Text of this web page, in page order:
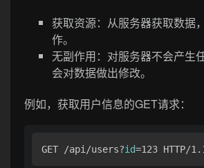
获取资源：从服务器获取数据
作。
无副作用：对服务器不会产生
会对数据做出修改。
例如，获取用户信息的GET请求：
GET /api/users?id=123 HTTP/